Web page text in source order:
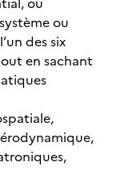
ou
des six
en sachant